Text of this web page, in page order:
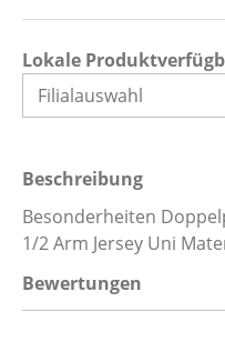
Lokale
Beschreibung
Besonderheiten
1/2 Arm Jersey Uni
Bewertungen